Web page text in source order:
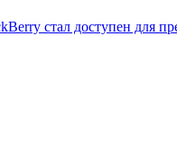
стал доступен для